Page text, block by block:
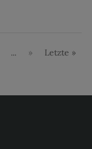
... » Letzte »